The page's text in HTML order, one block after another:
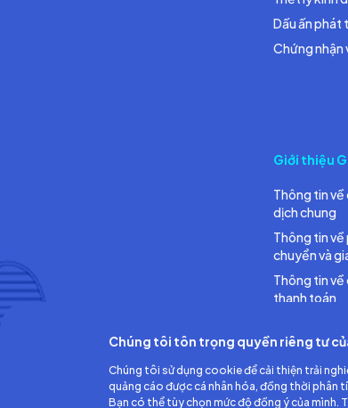
Dấu ấn phát
Chứng nhận
Giới thiệu
Thông tin về
dịch chung
Thông tin
chuyển và
Thông tin
thanh toán
Công ty TNHH Ắc quy GS Việt Nam
Chúng tôi tôn trọng quyền riêng tư
Chúng tôi sử dụng cookie để cải thiện trải
quảng cáo được cá nhân hóa, đồng thời phân
Bạn có thể tùy chọn mức độ đồng ý của mình.